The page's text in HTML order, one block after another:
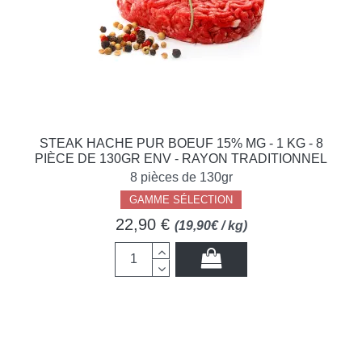
STEAK HACHE PUR BOEUF 15% MG - 1 KG - 8
PIÈCE DE 130GR ENV - RAYON TRADITIONNEL
8 pièces de 130gr
GAMME SÉLECTION
22,90 € (19,90€ / kg)